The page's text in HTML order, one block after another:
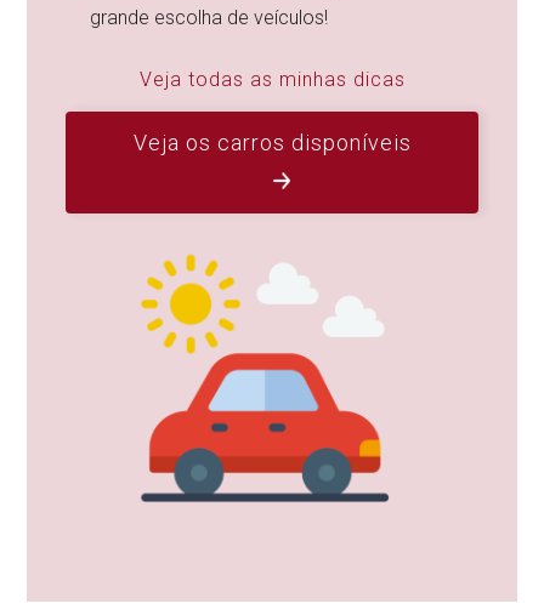
grande escolha de veículos!
Veja todas as minhas dicas
Veja os carros disponíveis